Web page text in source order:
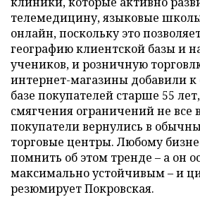
телемедицину, языковые
онлайн, поскольку это
географию клиентской базы и
учеников, и розничную
интернет-магазины добавили к
базе покупателей старше 55
смягчения ограничений не все
покупатели вернулись в
торговые центры. Любому
помнить об этом тренде – а он
максимально устойчивым – и
резюмирует Покровская.